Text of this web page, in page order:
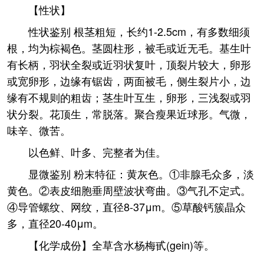
【性状】
性状鉴别 根茎粗短，长约1-2.5cm，有多数细须
根，均为棕褐色。茎圆柱形，被毛或近无毛。基生叶
有长柄，羽状全裂或近羽状复叶，顶裂片较大，卵形
或宽卵形，边缘有锯齿，两面被毛，侧生裂片小，边
缘有不规则的粗齿；茎生叶互生，卵形，三浅裂或羽
状分裂。花顶生，常脱落。聚合瘦果近球形。气微，
味辛、微苦。
以色鲜、叶多、完整者为佳。
显微鉴别 粉末特征：黄灰色。①非腺毛众多，淡
黄色。②表皮细胞垂周壁波状弯曲。③气孔不定式。
④导管螺纹、网纹，直径8-37μm。⑤草酸钙簇晶众
多，直径20-40μm。
【化学成份】全草含水杨梅甙(gein)等。